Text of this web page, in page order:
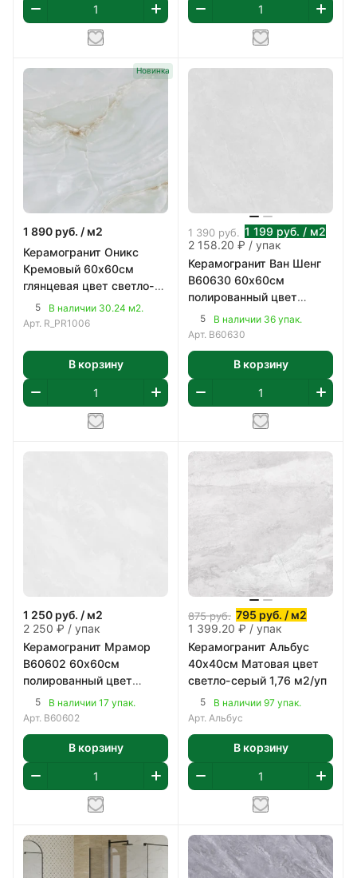
Новинка
1 890 руб. / м2
Керамогранит Оникс
Кремовый 60х60см
глянцевая цвет светло-
серый 1,44 м2/уп
5
В наличии 30.24 м2.
Арт. R_PR1006
В корзину
1 390 руб. 1 199 руб. / м2
2 158.20 ₽ / упак
Керамогранит Ван Шенг
B60630 60х60см
полированный цвет
серый 1,8 м2/уп
5
В наличии 36 упак.
Арт. B60630
В корзину
1 250 руб. / м2
2 250 ₽ / упак
Керамогранит Мрамор
B60602 60х60см
полированный цвет
светло-серый 1,8 м2/уп
5
В наличии 17 упак.
Арт. B60602
В корзину
875руб. 795 руб. / м2
1 399.20 ₽ / упак
Керамогранит Альбус
40х40см Матовая цвет
светло-серый 1,76 м2/уп
5
В наличии 97 упак.
Арт. Альбус
В корзину